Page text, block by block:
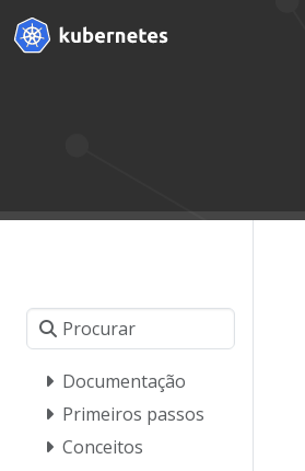
Documentação
Primeiros passos
Conceitos